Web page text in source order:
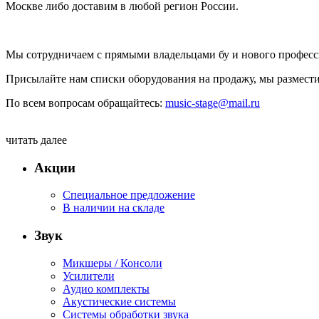
Москве либо доставим в любой регион России.
Мы сотрудничаем с прямыми владельцами бу и нового
Присылайте нам списки оборудования на продажу, мы
По всем вопросам обращайтесь: music-stage@mail.ru
читать далее
Акции
Специальное предложение
В наличии на складе
Звук
Микшеры / Консоли
Усилители
Аудио комплекты
Акустические системы
Системы обработки звука